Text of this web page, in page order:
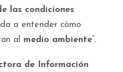
las condiciones
a entender cómo
al medio ambiente”.
de Información